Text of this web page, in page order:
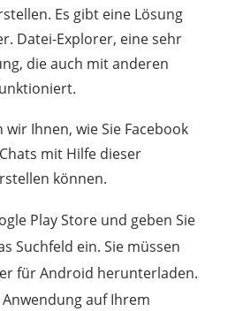
Es gibt eine Lösung
Datei-Explorer, eine sehr
die auch mit anderen
Ihnen, wie Sie Facebook
mit Hilfe dieser
können.
Play Store und geben Sie
Suchfeld ein. Sie müssen
für Android herunterladen.
auf Ihrem